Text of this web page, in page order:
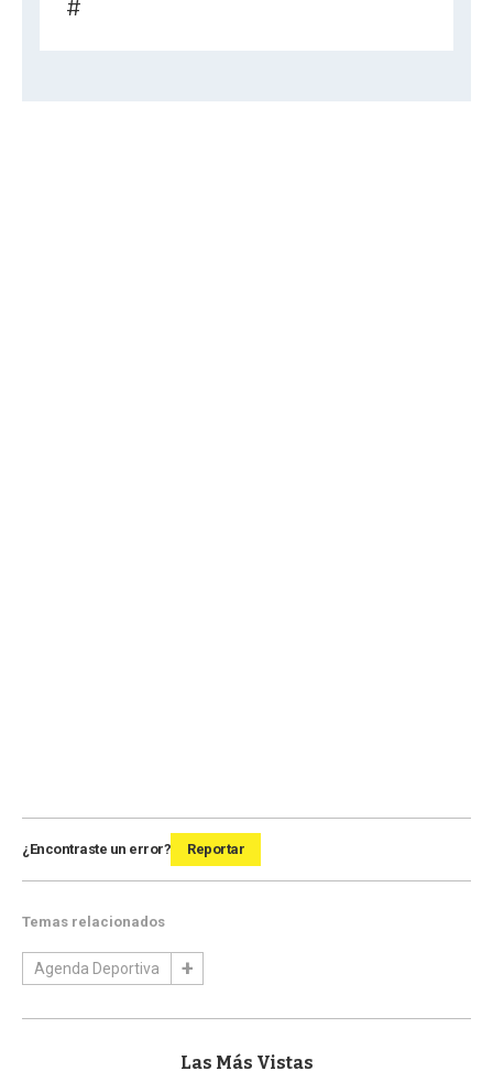
¿Encontraste un error? Reportar
Temas relacionados
Agenda Deportiva
Las Más Vistas